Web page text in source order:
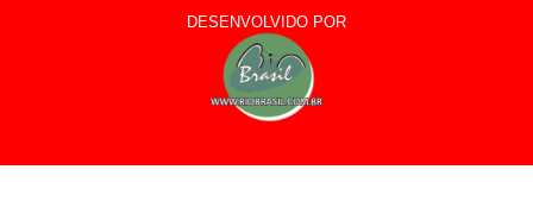
DESENVOLVIDO POR